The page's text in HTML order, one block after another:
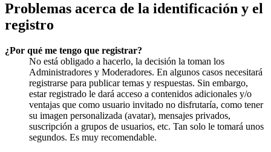
Problemas acerca de la identificación y el
registro
¿Por qué me tengo que registrar?
No está obligado a hacerlo, la decisión la toman los
Administradores y Moderadores. En algunos casos necesitará
registrarse para publicar temas y respuestas. Sin embargo,
estar registrado le dará acceso a contenidos adicionales y/o
ventajas que como usuario invitado no disfrutaría, como tener
su imagen personalizada (avatar), mensajes privados,
suscripción a grupos de usuarios, etc. Tan solo le tomará unos
segundos. Es muy recomendable.